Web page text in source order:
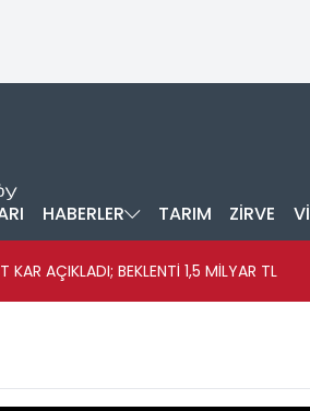
HABERLER TARIM ZİRVE
AÇIKLADI; BEKLENTİ 1,5 MİLYAR TL